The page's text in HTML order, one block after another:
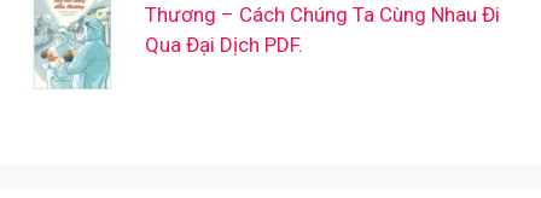
Thương – Cách Chúng Ta Cùng Nhau Đi
Qua Đại Dịch PDF.